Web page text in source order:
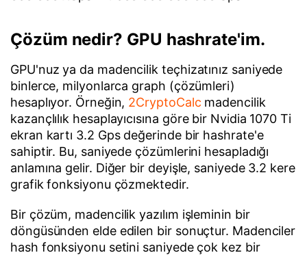
Çözüm nedir? GPU hashrate'im.
GPU'nuz ya da madencilik teçhizatınız saniyede
binlerce, milyonlarca graph (çözümleri)
hesaplıyor. Örneğin, 2CryptoCalc madencilik
kazançlılık hesaplayıcısına göre bir Nvidia 1070 Ti
ekran kartı 3.2 Gps değerinde bir hashrate'e
sahiptir. Bu, saniyede çözümlerini hesapladığı
anlamına gelir. Diğer bir deyişle, saniyede 3.2 kere
grafik fonksiyonu çözmektedir.
Bir çözüm, madencilik yazılım işleminin bir
döngüsünden elde edilen bir sonuçtur. Madenciler
hash fonksiyonu setini saniyede çok kez bir